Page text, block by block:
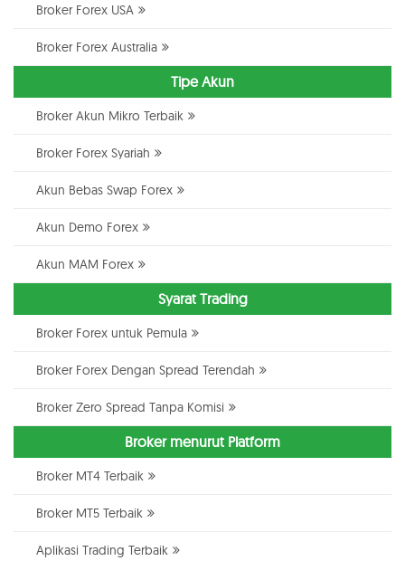
Broker Forex USA
Broker Forex Australia
Tipe Akun
Broker Akun Mikro Terbaik
Broker Forex Syariah
Akun Bebas Swap Forex
Akun Demo Forex
Akun MAM Forex
Syarat Trading
Broker Forex untuk Pemula
Broker Forex Dengan Spread Terendah
Broker Zero Spread Tanpa Komisi
Broker menurut Platform
Broker MT4 Terbaik
Broker MT5 Terbaik
Aplikasi Trading Terbaik